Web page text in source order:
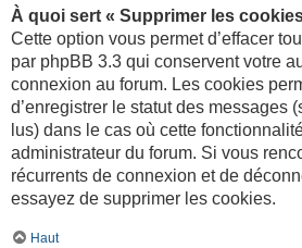
À quoi sert « Supprimer les
Cette option vous permet d’effacer
par phpBB 3.3 qui conservent votre
connexion au forum. Les cookies
d’enregistrer le statut des messages
lus) dans le cas où cette
administrateur du forum. Si vous
récurrents de connexion et de
essayez de supprimer les cookies.
Haut